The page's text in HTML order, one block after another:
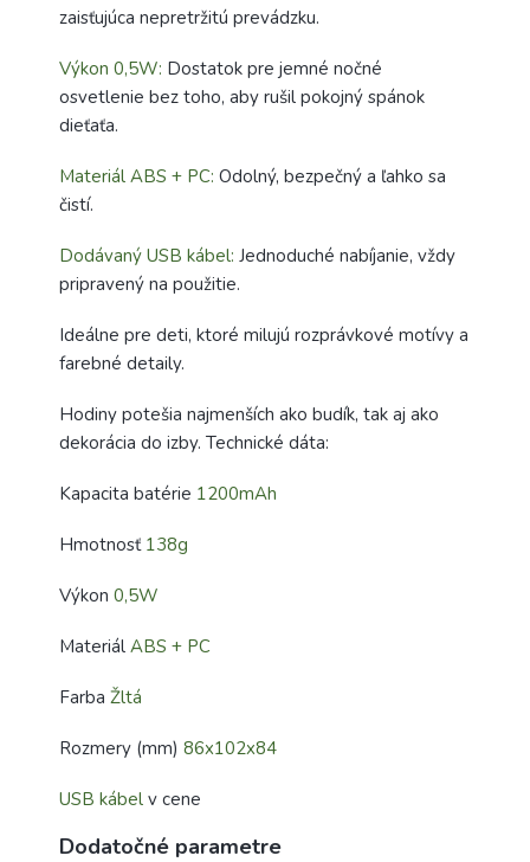
zaisťujúca nepretržitú prevádzku.
Výkon 0,5W: Dostatok pre jemné nočné
osvetlenie bez toho, aby rušil pokojný spánok
dieťaťa.
Materiál ABS + PC: Odolný, bezpečný a ľahko sa
čistí.
Dodávaný USB kábel: Jednoduché nabíjanie, vždy
pripravený na použitie.
Ideálne pre deti, ktoré milujú rozprávkové motívy a
farebné detaily.
Hodiny potešia najmenších ako budík, tak aj ako
dekorácia do izby. Technické dáta:
Kapacita batérie 1200mAh
Hmotnosť 138g
Výkon 0,5W
Materiál ABS + PC
Farba Žltá
Rozmery (mm) 86x102x84
USB kábel v cene
Dodatočné parametre